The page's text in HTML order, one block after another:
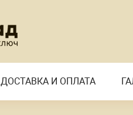
ДОСТАВКА И ОПЛАТА